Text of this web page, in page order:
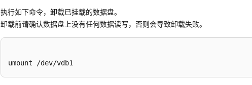
执行如下命令，卸载已挂载的数据盘。
卸载前请确认数据盘上没有任何数据读写，否则会导致卸载失败。
umount /dev/vdb1